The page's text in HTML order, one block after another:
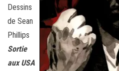
Dessins
de Sean
Phillips
Sortie
aux USA